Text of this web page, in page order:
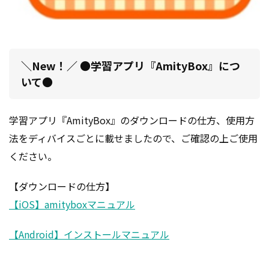
＼New！／ ●学習アプリ『AmityBox』につ
いて●
学習アプリ『AmityBox』のダウンロードの仕方、使用方
法をディバイスごとに載せましたので、ご確認の上ご使用
ください。
【ダウンロードの仕方】
【iOS】amityboxマニュアル
【Android】インストールマニュアル